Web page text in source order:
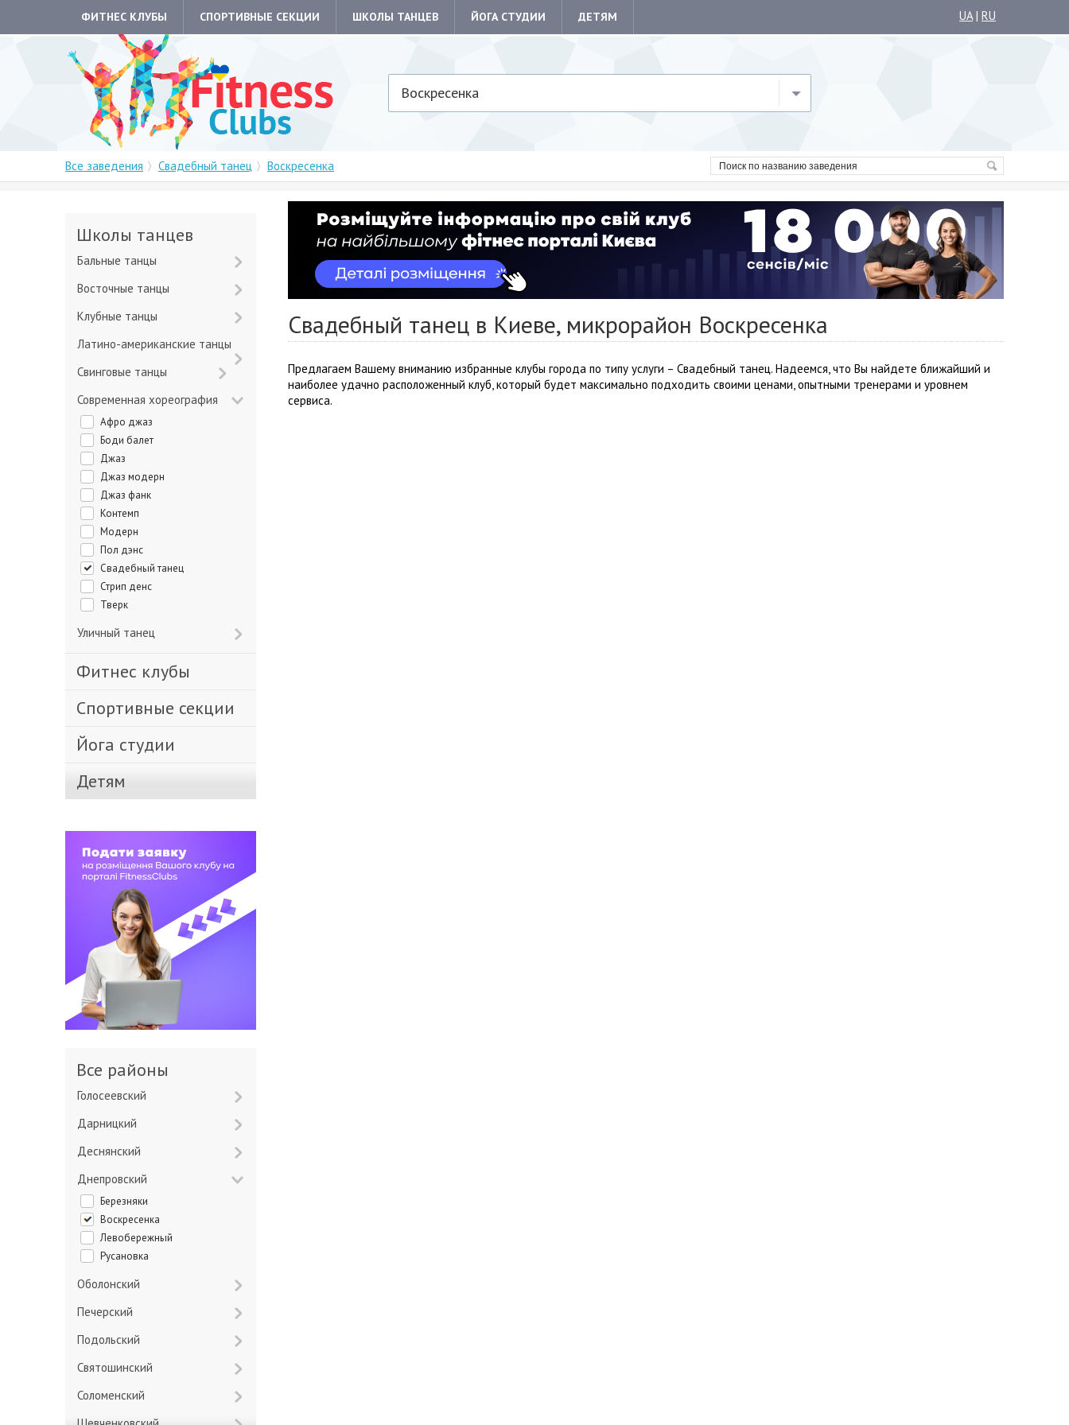
ФИТНЕС КЛУБЫ СПОРТИВНЫЕ СЕКЦИИ ШКОЛЫ ТАНЦЕВ ЙОГА СТУДИИ ДЕТЯМ UA| RU
Воскресенка
Все заведения Свадебный танец Воскресенка
Свадебный танец в Киеве, микрорайон Воскресенка
Предлагаем Вашему вниманию избранные клубы города по типу услуги – Свадебный танец. Надеемся, что Вы найдете ближайший и
наиболее удачно расположенный клуб, который будет максимально подходить своими ценами, опытными тренерами и уровнем
сервиса.
Школы танцев
Бальные танцы
Восточные танцы
Клубные танцы
Латино-американские танцы
Свинговые танцы
Современная хореография
Афро джаз
Боди балет
Джаз
Джаз модерн
Джаз фанк
Контемп
Модерн
Пол дэнс
Свадебный танец
Стрип денс
Тверк
Уличный танец
Фитнес клубы
Спортивные секции
Йога студии
Детям
Все районы
Голосеевский
Дарницкий
Деснянский
Днепровский
Березняки
Воскресенка
Левобережный
Русановка
Оболонский
Печерский
Подольский
Святошинский
Соломенский